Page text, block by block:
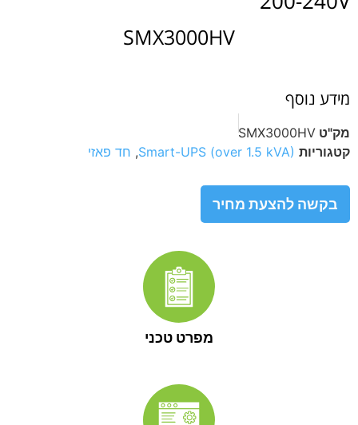
SMX3000HV
מידע נוסף
מק"ט SMX3000HV
קטגוריות Smart-UPS (over 1.5 kVA)
, חד פאזי
בקשה להצעת מחיר
מפרט טכני